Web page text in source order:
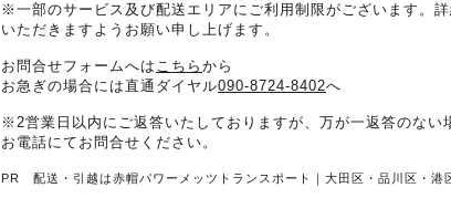
※一部のサービス及び配送エリアにご利用制限がございます。
いただきますようお願い申し上げます。
お問合せフォームへは こちら から
お急ぎの場合には直通ダイヤル090-8724-8402へ
※2営業日以内にご返答いたしておりますが、万が一返答のない
お電話にてお問合せください。
PR 配送・引越は赤帽パワーメッツトランスポート｜大田区・品川区・港